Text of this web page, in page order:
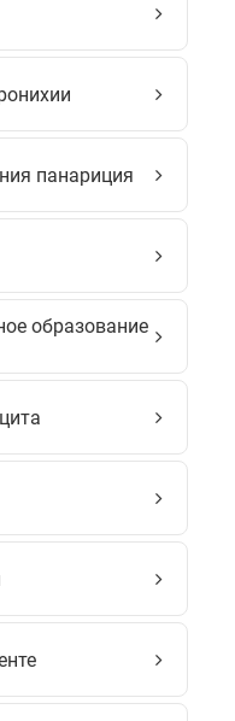
панариция
образование